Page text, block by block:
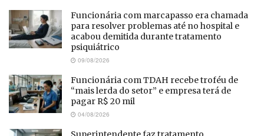
Funcionária com marcapasso era chamada
para resolver problemas até no hospital e
acabou demitida durante tratamento
psiquiátrico
09/08/2026
Funcionária com TDAH recebe troféu de
“mais lerda do setor” e empresa terá de
pagar R$ 20 mil
04/08/2026